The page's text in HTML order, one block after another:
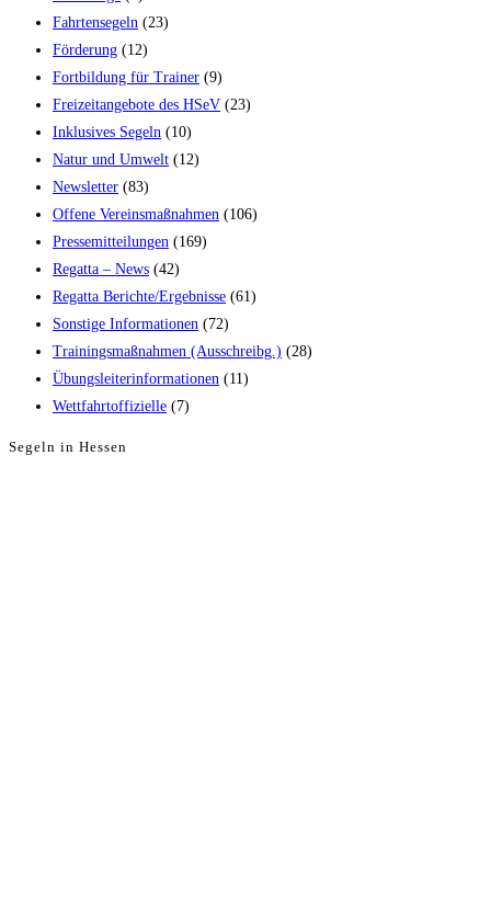
Fahrtensegeln (23)
Förderung (12)
Fortbildung für Trainer (9)
Freizeitangebote des HSeV (23)
Inklusives Segeln (10)
Natur und Umwelt (12)
Newsletter (83)
Offene Vereinsmaßnahmen (106)
Pressemitteilungen (169)
Regatta – News (42)
Regatta Berichte/Ergebnisse (61)
Sonstige Informationen (72)
Trainingsmaßnahmen (Ausschreibg.) (28)
Übungsleiterinformationen (11)
Wettfahrtoffizielle (7)
Segeln in Hessen